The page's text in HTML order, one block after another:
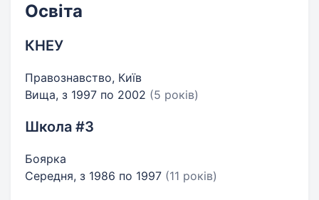
Освіта
КНЕУ
Правознавство, Київ
Вища, з 1997 по 2002 (5 років)
Школа #3
Боярка
Середня, з 1986 по 1997 (11 років)